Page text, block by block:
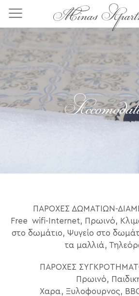
προς
το
κυρίως
περιεχόμενο
Minas
ΠΑΡΟΧΕΣ ΔΩΜΑΤΙΩΝ-
Free wifi-Internet, Πρωινό,
στο δωμάτιο, Ψυγείο στο
τα μαλλιά,
ΠΑΡΟΧΕΣ
Πρωινό,
Χαρα, Ξυλοφουρνος,